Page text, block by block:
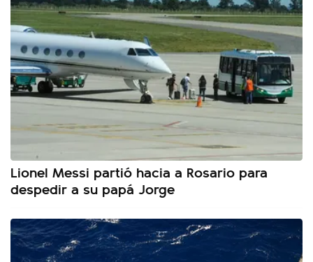
Lionel Messi partió hacia a Rosario para
despedir a su papá Jorge